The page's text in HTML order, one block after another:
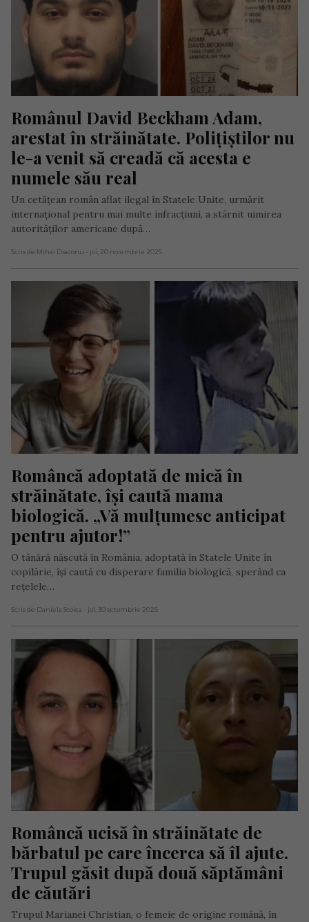
Românul David Beckham Adam,
arestat în străinătate. Polițiștilor nu
le-a venit să creadă că acesta e
numele său real
Un cetățean român aflat ilegal în Statele Unite, urmărit
internațional pentru mai multe infracțiuni, a stârnit uimirea
autorităților americane după…
Scris de Mihai Diaconu - joi, 20 noiembrie 2025
Româncă adoptată de mică în
străinătate, își caută mama
biologică. „Vă mulțumesc anticipat
pentru ajutor!”
O tânără născută în România, adoptată în Statele Unite în
copilărie, își caută cu disperare familia biologică, sperând ca
rețelele…
Scris de Daniela Stoica - joi, 30 octombrie 2025
Româncă ucisă în străinătate de
bărbatul pe care încerca să îl ajute.
Trupul găsit după două săptămâni
de căutări
Trupul Marianei Christian, o femeie de origine română, în